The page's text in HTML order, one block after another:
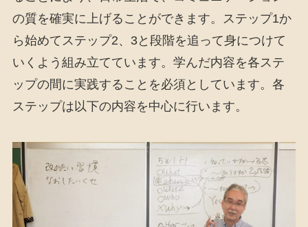
の質を確実に上げることができます。ステップ1か
ら始めてステップ2、3と段階を追って身につけて
いくよう組み立てています。学んだ内容を各ステ
ップの間に実践することを必須としています。各
ステップは以下の内容を中心に行います。